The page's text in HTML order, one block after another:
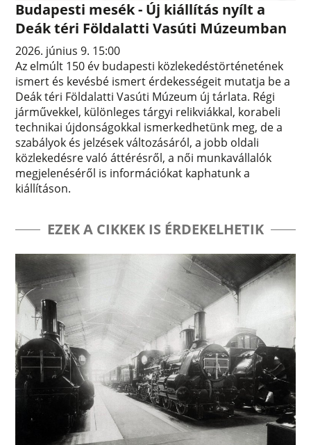
Budapesti mesék - Új kiállítás nyílt a
Deák téri Földalatti Vasúti Múzeumban
2026. június 9. 15:00
Az elmúlt 150 év budapesti közlekedéstörténetének
ismert és kevésbé ismert érdekességeit mutatja be a
Deák téri Földalatti Vasúti Múzeum új tárlata. Régi
járművekkel, különleges tárgyi relikviákkal, korabeli
technikai újdonságokkal ismerkedhetünk meg, de a
szabályok és jelzések változásáról, a jobb oldali
közlekedésre való áttérésről, a női munkavállalók
megjelenéséről is információkat kaphatunk a
kiállításon.
EZEK A CIKKEK IS ÉRDEKELHETIK